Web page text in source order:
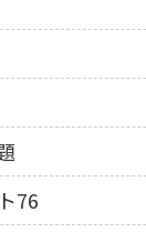
76